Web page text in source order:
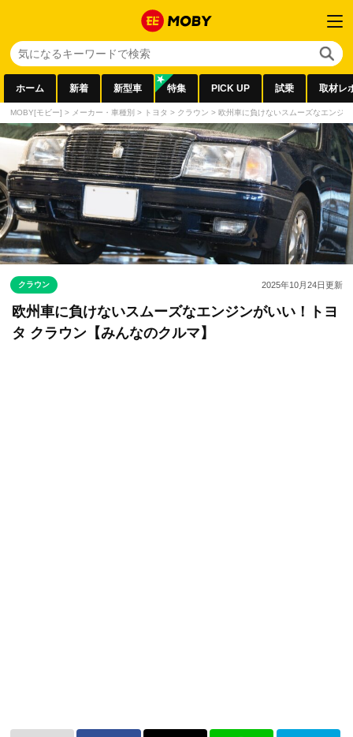
ホーム 新着 新型車 特集 PICK UP 試乗 取材レ
MOBY[モビー] > メーカー・車種別 > トヨタ > クラウン > 欧州車に負けないスムーズなエンジ
クラウン 2025年10月24日更新
欧州車に負けないスムーズなエンジンがいい！トヨ
タ クラウン【みんなのクルマ】